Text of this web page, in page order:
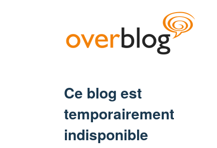
Ce blog est
temporairement
indisponible